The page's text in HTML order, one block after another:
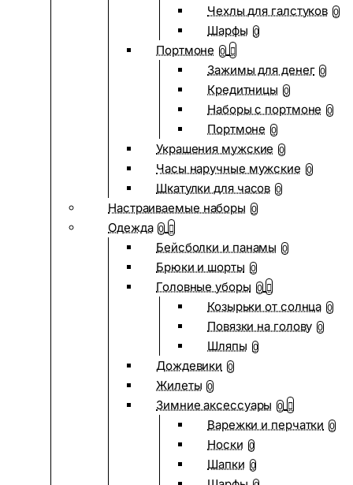
Чехлы для галстуков 0
Шарфы 0
Портмоне 0
Зажимы для денег 0
Кредитницы 0
Наборы с портмоне 0
Портмоне 0
Украшения мужские 0
Часы наручные мужские 0
Шкатулки для часов 0
Настраиваемые наборы 0
Одежда 0
Бейсболки и панамы 0
Брюки и шорты 0
Головные уборы 0
Козырьки от солнца 0
Повязки на голову 0
Шляпы 0
Дождевики 0
Жилеты 0
Зимние аксессуары 0
Варежки и перчатки 0
Носки 0
Шапки 0